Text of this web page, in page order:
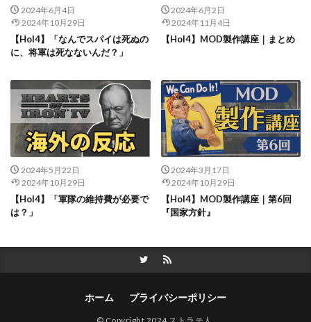
2024年6月4日
2024年10月29日
【HoI4】「なんでスパイは死ぬの
に、将軍は死なないんだ？」
2024年6月2日
2024年11月4日
【HoI4】MOD製作講座｜まとめ
2024年5月22日
2024年10月29日
【HoI4】「軍隊の維持費が必要で
は？」
2024年3月17日
2024年10月29日
【HoI4】MOD製作講座｜第6回
『国家方針』
ホーム プライバシーポリシー